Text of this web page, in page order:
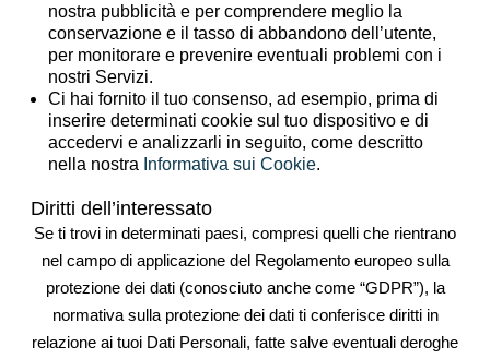
nostra pubblicità e per comprendere meglio la
conservazione e il tasso di abbandono dell’utente,
per monitorare e prevenire eventuali problemi con i
nostri Servizi.
Ci hai fornito il tuo consenso, ad esempio, prima di
inserire determinati cookie sul tuo dispositivo e di
accedervi e analizzarli in seguito, come descritto
nella nostra Informativa sui Cookie.
Diritti dell’interessato
Se ti trovi in determinati paesi, compresi quelli che rientrano
nel campo di applicazione del Regolamento europeo sulla
protezione dei dati (conosciuto anche come “GDPR”), la
normativa sulla protezione dei dati ti conferisce diritti in
relazione ai tuoi Dati Personali, fatte salve eventuali deroghe